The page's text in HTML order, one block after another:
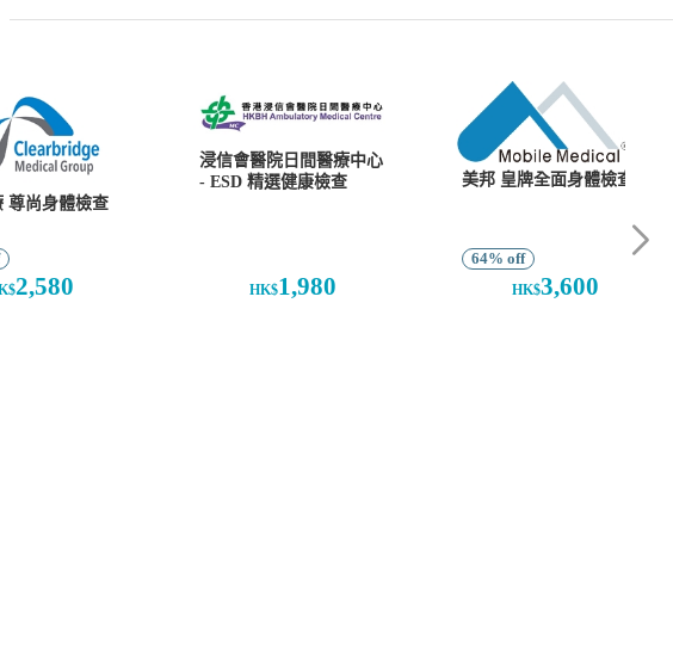
尊尚身體檢查
2,580
浸信會醫院日間醫療中心
- ESD 精選健康檢查
HK$1,980
美邦 皇牌全面身體檢查
64% off
HK$3,600